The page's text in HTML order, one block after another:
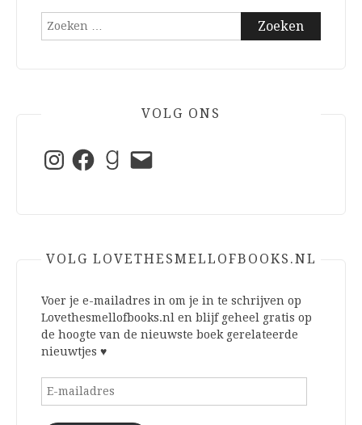
Zoeken
VOLG ONS
InstagramFacebookGoodreads
E-
mail
VOLG LOVETHESMELLOFBOOKS.NL
Voer je e-mailadres in om je in te schrijven op
Lovethesmellofbooks.nl en blijf geheel gratis op
de hoogte van de nieuwste boek gerelateerde
nieuwtjes ♥
E-